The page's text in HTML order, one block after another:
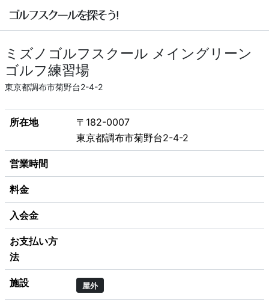
ミズノゴルフスクール メイングリーン
ゴルフ練習場
東京都調布市菊野台2-4-2
所在地
〒182-0007
東京都調布市菊野台2-4-2
営業時間
料金
入会金
お支払い方
法
施設 屋外